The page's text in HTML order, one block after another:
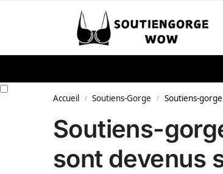
Accueil / Soutiens-Gorge / Soutiens-
Soutiens-
sont devenus